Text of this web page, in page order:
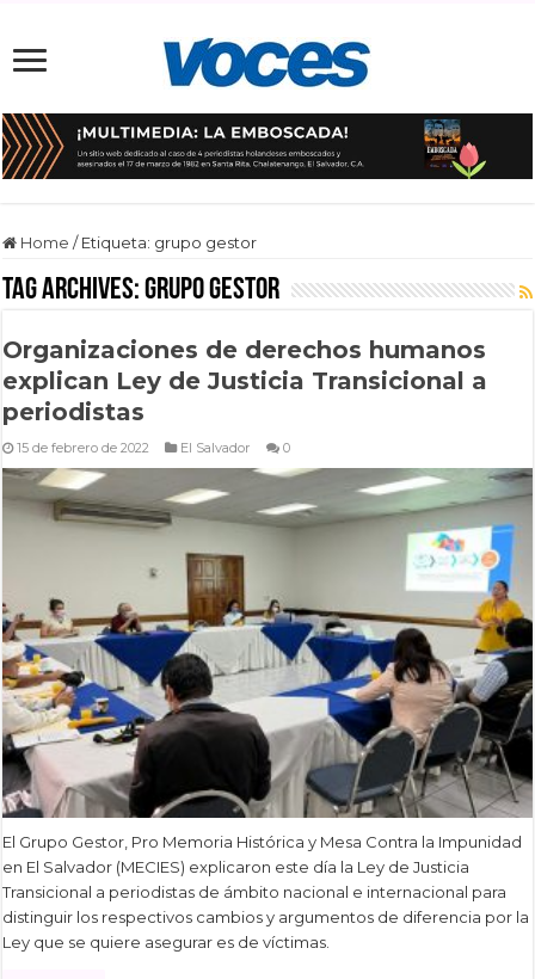
Home / Etiqueta: grupo gestor
Tag Archives:grupo gestor
Organizaciones de derechos humanos
explican Ley de Justicia Transicional a
periodistas
15 de febrero de 2022 El Salvador 0
El Grupo Gestor, Pro Memoria Histórica y Mesa Contra la Impunidad
en El Salvador (MECIES) explicaron este día la Ley de Justicia
Transicional a periodistas de ámbito nacional e internacional para
distinguir los respectivos cambios y argumentos de diferencia por la
Ley que se quiere asegurar es de víctimas.